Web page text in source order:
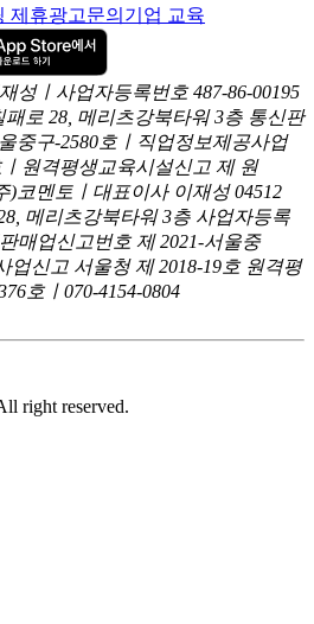
제휴광고문의 기업 교육
성ㅣ사업자등록번호 487-86-00195
로 28, 메리츠강북타워 3층 통신판
중구-2580호ㅣ직업정보제공사업
ㅣ원격평생교육시설신고 제 원
)코멘토ㅣ대표이사 이재성 04512
메리츠강북타워 3층 사업자등록
매업신고번호 제 2021-서울중
업신고 서울청 제 2018-19호 원격평
호ㅣ070-4154-0804
right reserved.